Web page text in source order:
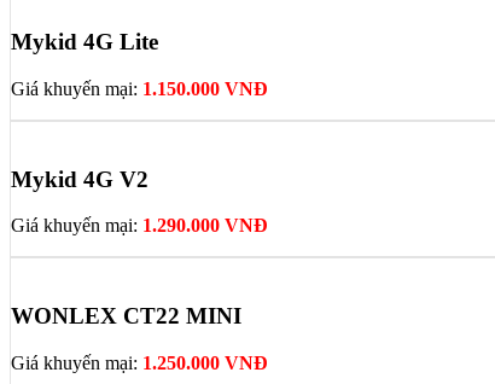
Mykid 4G Lite
Giá khuyến mại: 1.150.000 VNĐ
Mykid 4G V2
Giá khuyến mại: 1.290.000 VNĐ
WONLEX CT22 MINI
Giá khuyến mại: 1.250.000 VNĐ